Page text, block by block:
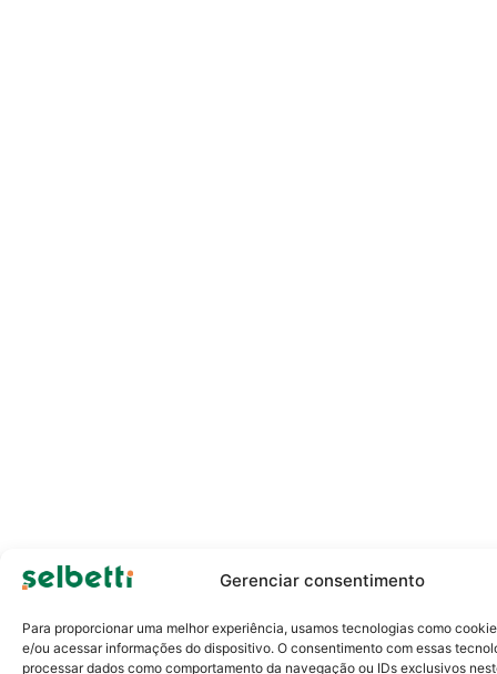
Gerenciar consentimento
Para proporcionar uma melhor experiência, usamos tecnologias como
e/ou acessar informações do dispositivo. O consentimento com essas
processar dados como comportamento da navegação ou IDs exclusivos